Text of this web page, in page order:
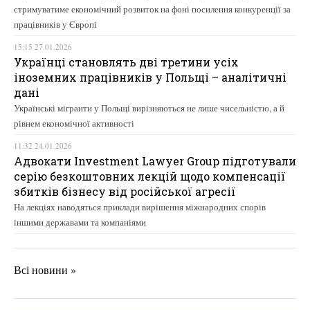
стримуватиме економічний розвиток на фоні посилення конкуренції за
працівників у Європі
15:15 27.01.2026
Українці становлять дві третини усіх
іноземних працівників у Польщі – аналітичні
дані
Українські мігранти у Польщі вирізняються не лише чисельністю, а й
рівнем економічної активності
11:32 24.01.2026
Адвокати Investment Lawyer Group підготували
серію безкоштовних лекцій щодо компенсації
збитків бізнесу від російської агресії
На лекціях наводяться приклади вирішення міжнародних спорів
іншими державами та компаніями
Всі новини »